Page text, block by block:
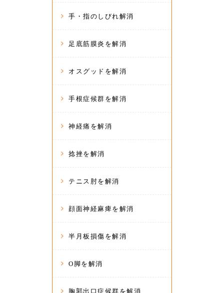
手・指のしびれ解消
足底筋膜炎を解消
オスグッドを解消
手根症候群を解消
神経痛を解消
捻挫を解消
テニス肘を解消
顔面神経麻痺を解消
半月板損傷を解消
O脚を解消
胸郭出口症候群を解消